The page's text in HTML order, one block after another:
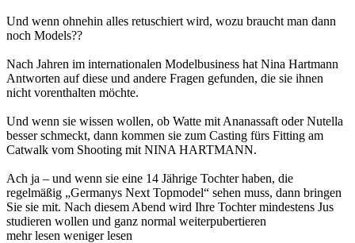
Und wenn ohnehin alles retuschiert wird, wozu braucht man dann
noch Models??
Nach Jahren im internationalen Modelbusiness hat Nina Hartmann
Antworten auf diese und andere Fragen gefunden, die sie ihnen
nicht vorenthalten möchte.
Und wenn sie wissen wollen, ob Watte mit Ananassaft oder Nutella
besser schmeckt, dann kommen sie zum Casting fürs Fitting am
Catwalk vom Shooting mit NINA HARTMANN.
Ach ja – und wenn sie eine 14 Jährige Tochter haben, die
regelmäßig „Germanys Next Topmodel“ sehen muss, dann bringen
Sie sie mit. Nach diesem Abend wird Ihre Tochter mindestens Jus
studieren wollen und ganz normal weiterpubertieren
mehr lesen weniger lesen